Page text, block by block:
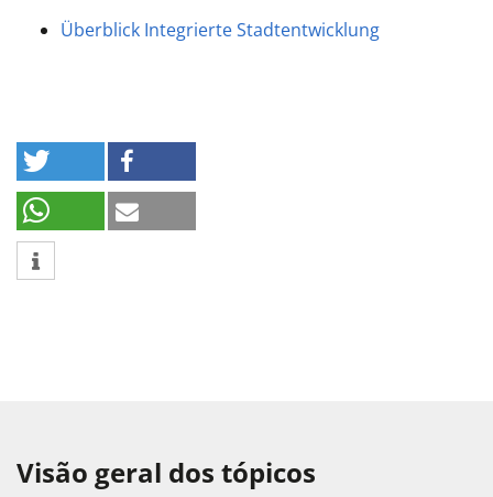
Überblick Integrierte Stadtentwicklung
Visão geral dos tópicos